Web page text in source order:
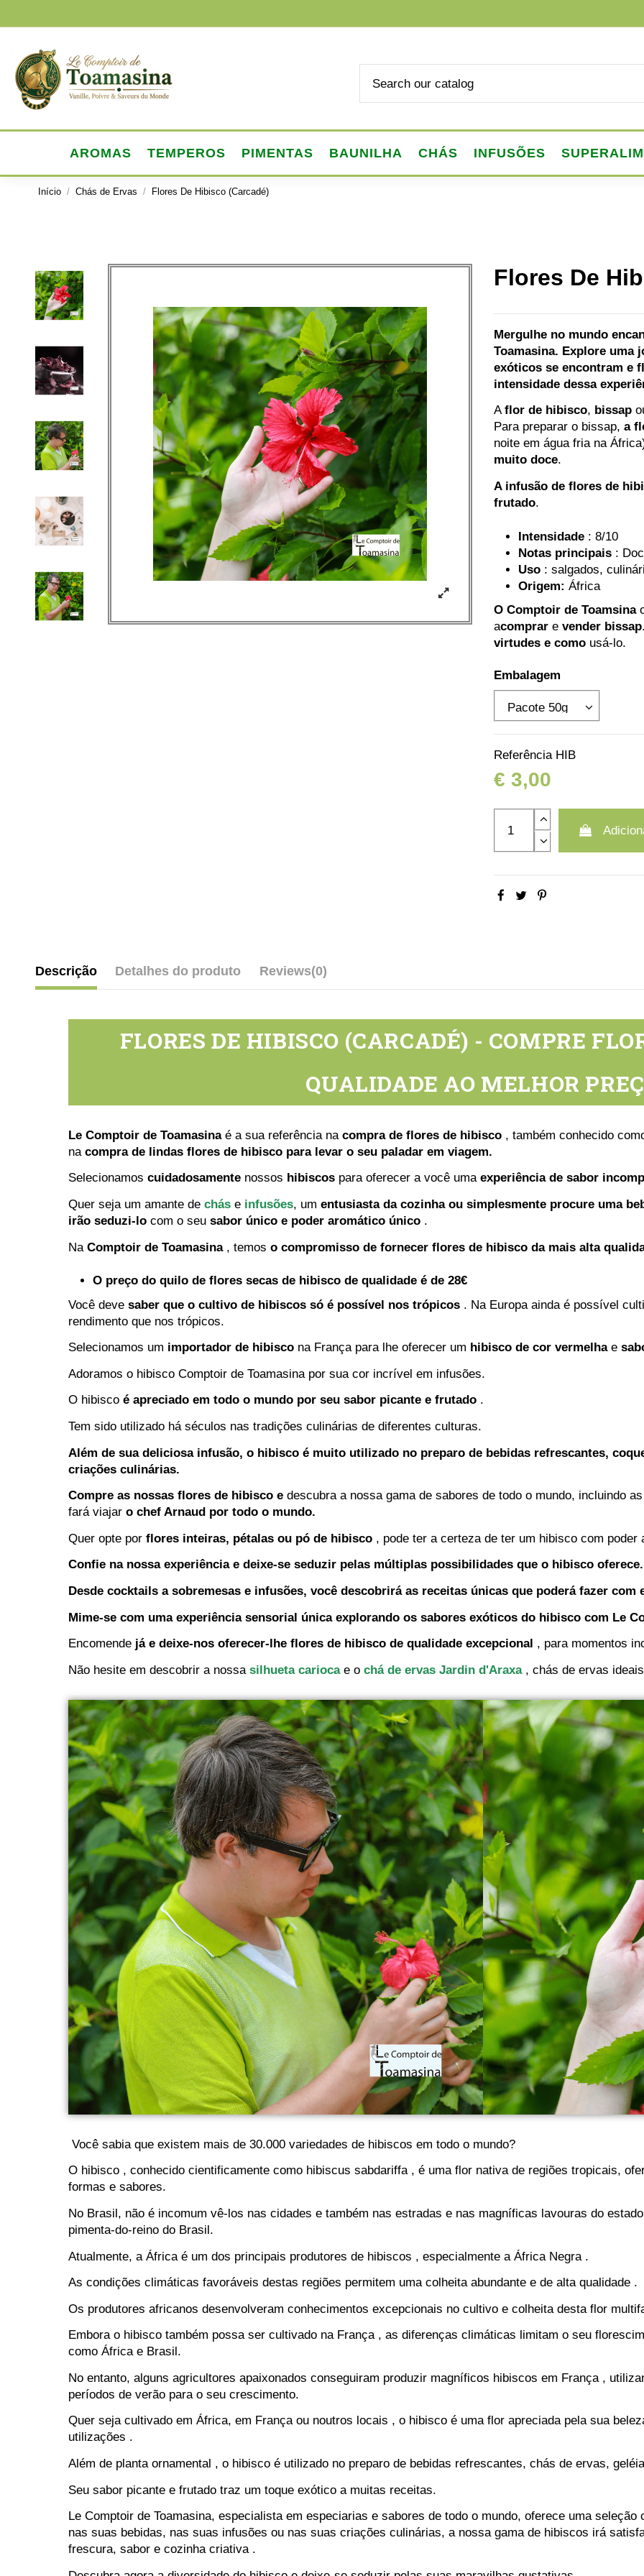
AROMAS TEMPEROS PIMENTAS BAUNILHA CHÁS INFUSÕES
Início Chás de Ervas Flores De Hibisco (Carcadé)
Flores De
Mergulhe no mundo
Toamasina. Explore uma
exóticos se encontram e
intensidade dessa
Aflor de hibisco, bissap
Para preparar o bissap, a
noite em água fria na
muito doce.
A infusão de flores de
frutado.
Intensidade : 8/10
Notas principais :
Uso : salgados,
Origem: África
O Comptoir de Toamsina
acomprare vender bissap
virtudes e comousá-lo.
Embalagem
Referência HIB
€ 3,00
Descrição Detalhes do produto Reviews(0)
FLORES DE HIBISCO (CARCADÉ) - COMPRE
QUALIDADE AO MELHOR
Le Comptoir de Toamasinaé a sua referência na compra de flores de hibisco, também conhecido
na compra de lindas flores de hibisco para levar o seu paladar em viagem.
Selecionamos cuidadosamentenossos hibiscospara oferecer a você uma experiência de sabor
Quer seja um amante de cháse infusões, um entusiasta da cozinha ou simplesmente procure uma
irão seduzi-locom o seu sabor único e poder aromático único.
Na Comptoir de Toamasina, temos o compromisso de fornecer flores de hibisco da mais alta
O preço do quilo de flores secas de hibisco de qualidade é de 28€
Você deve saber que o cultivo de hibiscos só é possível nos trópicos. Na Europa ainda é possível
rendimento que nos trópicos.
Selecionamos um importador de hibiscona França para lhe oferecer um hibisco de cor vermelhae
Adoramos o hibisco Comptoir de Toamasina por sua cor incrível em infusões.
O hibisco é apreciado em todo o mundo por seu sabor picante e frutado.
Tem sido utilizado há séculos nas tradições culinárias de diferentes culturas.
Além de sua deliciosa infusão, o hibisco é muito utilizado no preparo de bebidas refrescantes,
criações culinárias.
Compre as nossas flores de hibisco edescubra a nossa gama de sabores de todo o mundo, incluindo
fará viajar o chef Arnaud por todo o mundo.
Quer opte por flores inteiras, pétalas ou pó de hibisco, pode ter a certeza de ter um hibisco com poder
Confie na nossa experiência e deixe-se seduzir pelas múltiplas possibilidades que o hibisco
Desde cocktails a sobremesas e infusões, você descobrirá as receitas únicas que poderá fazer com
Mime-se com uma experiência sensorial única explorando os sabores exóticos do hibisco com Le
Encomende já e deixe-nos oferecer-lhe flores de hibisco de qualidade excepcional , para momentos
Não hesite em descobrir a nossa silhueta cariocae o chá de ervas Jardin d'Araxa, chás de ervas
Você sabia que existem mais de 30.000 variedades de hibiscos em todo o mundo?
O hibisco , conhecido cientificamente como hibiscus sabdariffa , é uma flor nativa de regiões tropicais,
formas e sabores.
No Brasil, não é incomum vê-los nas cidades e também nas estradas e nas magníficas lavouras do
pimenta-do-reino do Brasil.
Atualmente, a África é um dos principais produtores de hibiscos , especialmente a África Negra .
As condições climáticas favoráveis ​​destas regiões permitem uma colheita abundante e de alta qualidade .
Os produtores africanos desenvolveram conhecimentos excepcionais no cultivo e colheita desta flor
Embora o hibisco também possa ser cultivado na França , as diferenças climáticas limitam o seu
como África e Brasil.
No entanto, alguns agricultores apaixonados conseguiram produzir magníficos hibiscos em França ,
períodos de verão para o seu crescimento.
Quer seja cultivado em África, em França ou noutros locais , o hibisco é uma flor apreciada pela sua
utilizações .
Além de planta ornamental , o hibisco é utilizado no preparo de bebidas refrescantes, chás de ervas,
Seu sabor picante e frutado traz um toque exótico a muitas receitas.
Le Comptoir de Toamasina, especialista em especiarias e sabores de todo o mundo, oferece uma
nas suas bebidas, nas suas infusões ou nas suas criações culinárias, a nossa gama de hibiscos irá
frescura, sabor e cozinha criativa .